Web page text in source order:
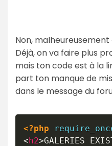
Non,
Déjà, on va faire plus
mais ton code est à la
part ton manque de
dans le message du
<?php
<h2>GALERIES